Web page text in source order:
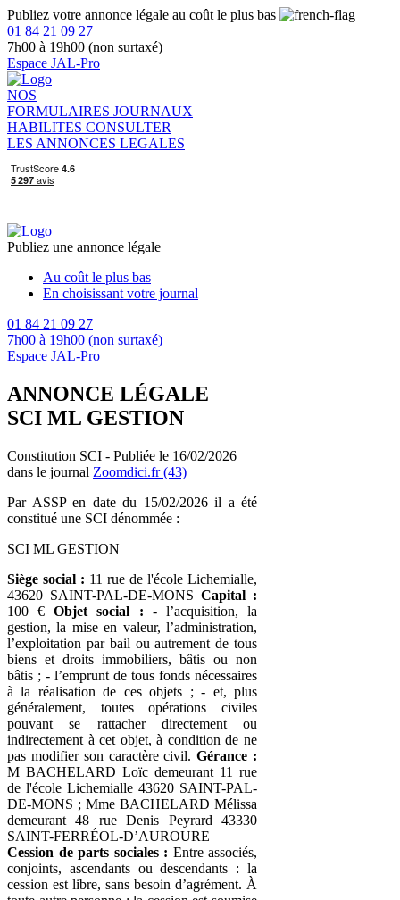
Publiez votre annonce légale au coût le plus bas
01 84 21 09 27
7h00 à 19h00 (non surtaxé)
Espace JAL-Pro
NOS
FORMULAIRES JOURNAUX
HABILITES CONSULTER
LES ANNONCES LEGALES
Publiez une annonce légale
Au coût le plus bas
En choisissant votre journal
01 84 21 09 27
7h00 à 19h00 (non surtaxé)
Espace JAL-Pro
ANNONCE LÉGALE
SCI ML GESTION
Constitution SCI - Publiée le 16/02/2026
dans le journal Zoomdici.fr (43)
Par ASSP en date du 15/02/2026 il a été
constitué une SCI dénommée :
SCI ML GESTION
Siège social : 11 rue de l'école Lichemialle,
43620 SAINT-PAL-DE-MONS Capital :
100 €Objet social : - l’acquisition, la
gestion, la mise en valeur, l’administration,
l’exploitation par bail ou autrement de tous
biens et droits immobiliers, bâtis ou non
bâtis ; - l’emprunt de tous fonds nécessaires
à la réalisation de ces objets ; - et, plus
généralement, toutes opérations civiles
pouvant se rattacher directement ou
indirectement à cet objet, à condition de ne
pas modifier son caractère civil.Gérance :
M BACHELARD Loïc demeurant 11 rue
de l'école Lichemialle 43620 SAINT-PAL-
DE-MONS ; Mme BACHELARD Mélissa
demeurant 48 rue Denis Peyrard 43330
SAINT-FERRÉOL-D’AUROURE
Cession de parts sociales : Entre associés,
conjoints, ascendants ou descendants : la
cession est libre, sans besoin d’agrément. À